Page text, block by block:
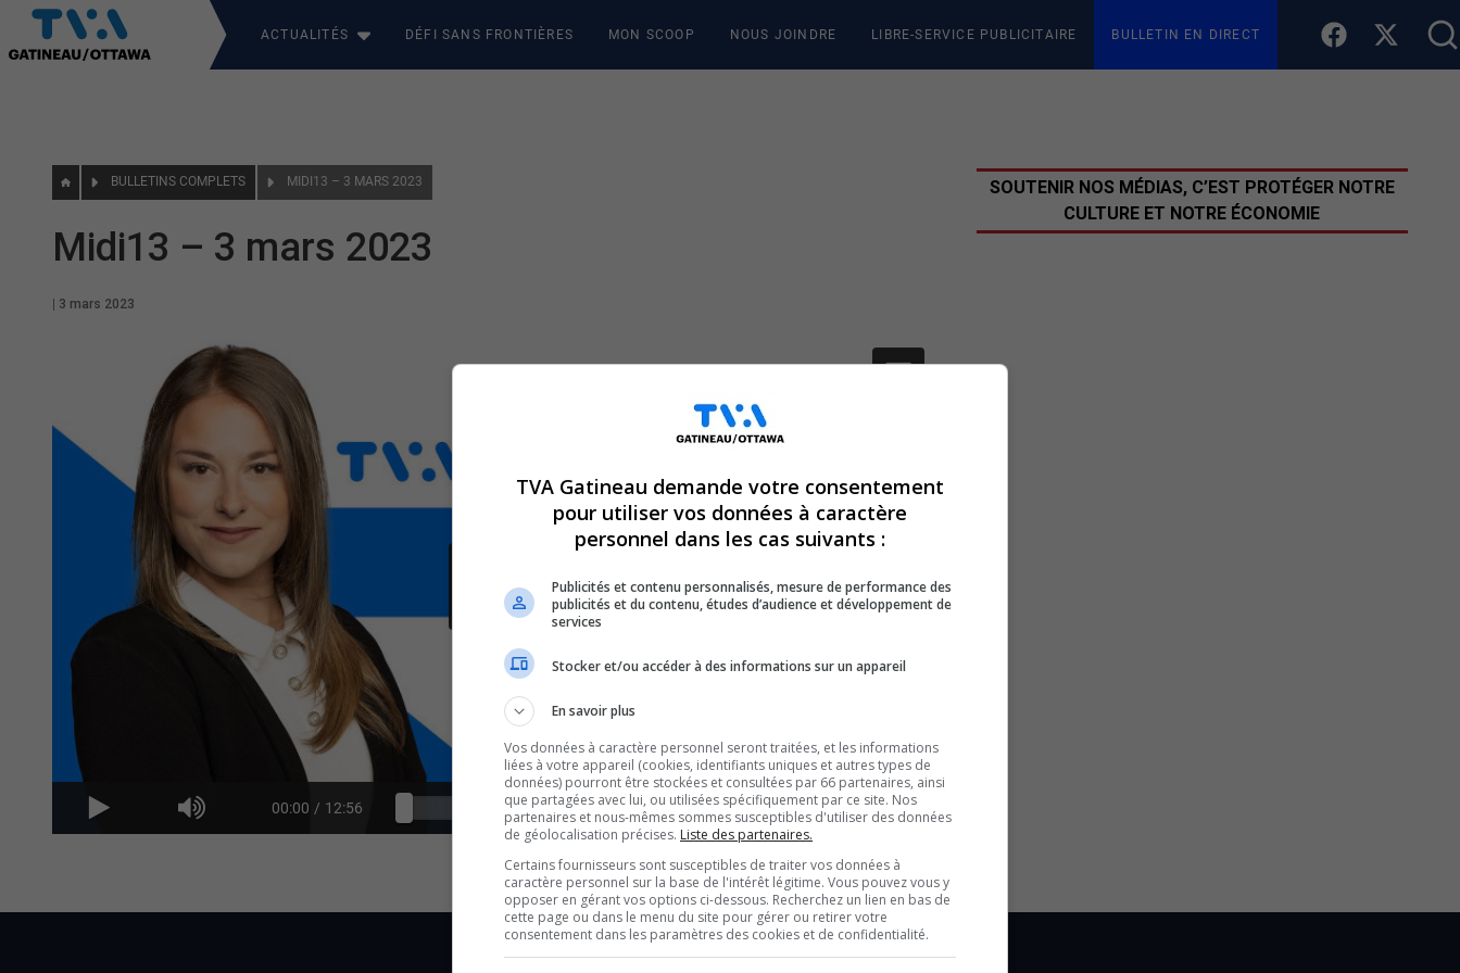
ACTUALITÉS DÉFI SANS FRONTIÈRES MON SCOOP NOUS JOINDRE LIBRE-SERVICE PUBLICITAIRE BULLETIN EN DIRECT
BULLETINS COMPLETS MIDI13 – 3 MARS 2023
Midi13 – 3 mars 2023
3 mars 2023
00:00 / 12:56
SOUTENIR NOS MÉDIAS, C’EST PROTÉGER NOTRE
CULTURE ET NOTRE ÉCONOMIE
TVA Gatineau demande votre consentement
pour utiliser vos données à caractère
personnel dans les cas suivants :
Publicités et contenu personnalisés, mesure de performance des
publicités et du contenu, études d’audience et développement de
services
Stocker et/ou accéder à des informations sur un appareil
En savoir plus
Vos données à caractère personnel seront traitées, et les informations
liées à votre appareil (cookies, identifiants uniques et autres types de
données) pourront être stockées et consultées par 66 partenaires, ainsi
que partagées avec lui, ou utilisées spécifiquement par ce site. Nos
partenaires et nous-mêmes sommes susceptibles d'utiliser des données
de géolocalisation précises. Liste des partenaires.
Certains fournisseurs sont susceptibles de traiter vos données à
caractère personnel sur la base de l'intérêt légitime. Vous pouvez vous y
opposer en gérant vos options ci-dessous. Recherchez un lien en bas de
cette page ou dans le menu du site pour gérer ou retirer votre
consentement dans les paramètres des cookies et de confidentialité.